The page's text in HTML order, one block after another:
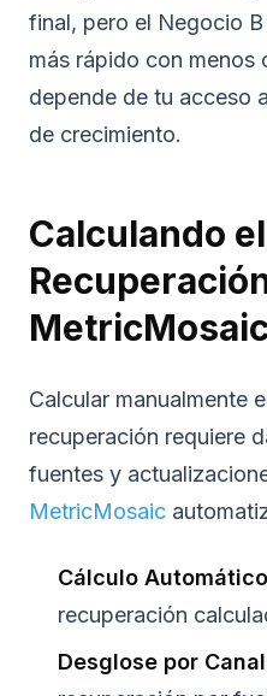
final, pero el Negocio
más rápido con menos
depende de tu acceso
de crecimiento.
Calculando
Calcular manualmente
recuperación requiere
fuentes y
MetricMosaic
Cálculo
recuperación
Desglose por